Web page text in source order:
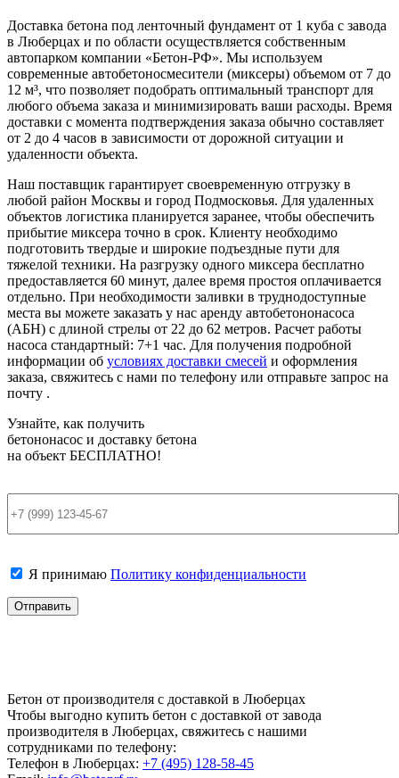
Доставка бетона под ленточный фундамент от 1 куба с завода
в Люберцах и по области осуществляется собственным
автопарком компании «Бетон-РФ». Мы используем
современные автобетоносмесители (миксеры) объемом от 7 до
12 м³, что позволяет подобрать оптимальный транспорт для
любого объема заказа и минимизировать ваши расходы. Время
доставки с момента подтверждения заказа обычно составляет
от 2 до 4 часов в зависимости от дорожной ситуации и
удаленности объекта.
Наш поставщик гарантирует своевременную отгрузку в
любой район Москвы и город Подмосковья. Для удаленных
объектов логистика планируется заранее, чтобы обеспечить
прибытие миксера точно в срок. Клиенту необходимо
подготовить твердые и широкие подъездные пути для
тяжелой техники. На разгрузку одного миксера бесплатно
предоставляется 60 минут, далее время простоя оплачивается
отдельно. При необходимости заливки в труднодоступные
места вы можете заказать у нас аренду автобетононасоса
(АБН) с длиной стрелы от 22 до 62 метров. Расчет работы
насоса стандартный: 7+1 час. Для получения подробной
информации об условиях доставки смесей и оформления
заказа, свяжитесь с нами по телефону или отправьте запрос на
почту .
Узнайте, как получить
бетононасос и доставку бетона
на объект БЕСПЛАТНО!
Я принимаю Политику конфиденциальности
Бетон от производителя с доставкой в Люберцах
Чтобы выгодно купить бетон с доставкой от завода
производителя в Люберцах, свяжитесь с нашими
сотрудниками по телефону:
Телефон в Люберцах: +7 (495) 128-58-45